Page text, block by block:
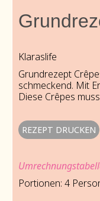
Klaraslife
Grundrezept
schmeckend. Mit
Diese Crêpes
REZEPT DRUCKEN
Portionen: 4